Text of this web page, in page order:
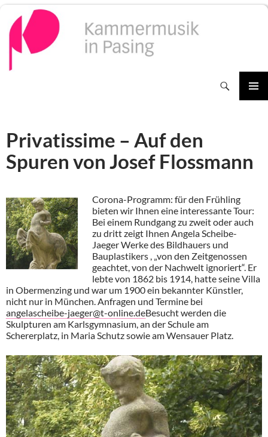
Inhalt
springen
Privatissime – Auf den
Spuren von Josef Flossmann
Corona-Programm: für den Frühling
bieten wir Ihnen eine interessante Tour:
Bei einem Rundgang zu zweit oder auch
zu dritt zeigt Ihnen Angela Scheibe-
Jaeger Werke des Bildhauers und
Bauplastikers , „von den Zeitgenossen
geachtet, von der Nachwelt ignoriert“. Er
lebte von 1862 bis 1914, hatte seine Villa
in Obermenzing und war um 1900 ein bekannter Künstler,
nicht nur in München. Anfragen und Termine bei
angelascheibe-jaeger@t-online.deBesucht werden die
Skulpturen am Karlsgymnasium, an der Schule am
Schererplatz, in Maria Schutz sowie am Wensauer Platz.